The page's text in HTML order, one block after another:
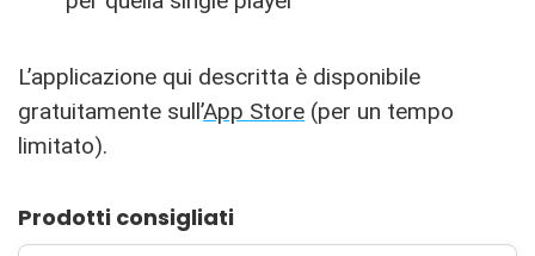
L’applicazione qui descritta è disponibile
gratuitamente sull’App Store (per un tempo
limitato).
Prodotti consigliati